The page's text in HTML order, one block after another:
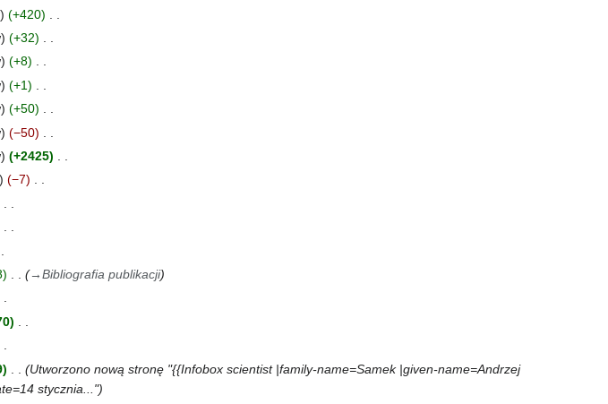
+420
+32
+8
+1
+50
−50
+2425
−7
→Bibliografia publikacji
Utworzono nową stronę "{{Infobox scientist |family-name=Samek |given-name=Andrzej
stycznia..."